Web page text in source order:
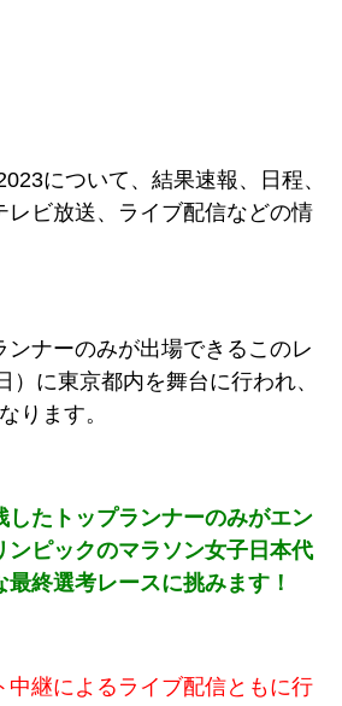
について、結果速報、日程、
レビ放送、ライブ配信などの情
ンナーのみが出場できるこのレ
）に東京都内を舞台に行われ、
ります。
したトップランナーのみがエン
ンピックのマラソン女子日本代
終選考レースに挑みます！
中継によるライブ配信ともに行